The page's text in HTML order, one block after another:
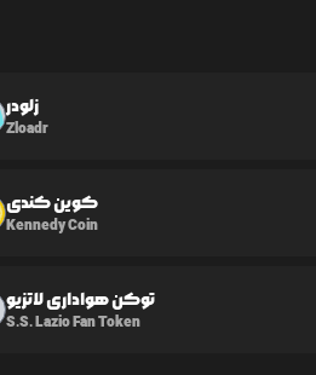
زلودر
Zloadr
کوین کندی
Kennedy Coin
توکن هواداری لاتزیو
S.S. Lazio Fan Token